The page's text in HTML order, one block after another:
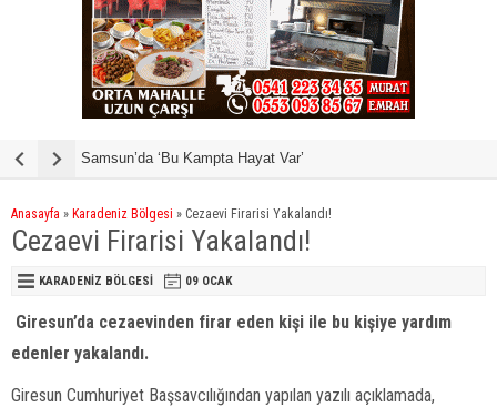
Samsun’da ‘Bu Kampta Hayat Var’
Anasayfa » Karadeniz Bölgesi » Cezaevi Firarisi Yakalandı!
Cezaevi Firarisi Yakalandı!
KARADENIZ BÖLGESI 09 OCAK
Giresun’da cezaevinden firar eden kişi ile bu kişiye yardım
edenler yakalandı.
Giresun Cumhuriyet Başsavcılığından yapılan yazılı açıklamada,